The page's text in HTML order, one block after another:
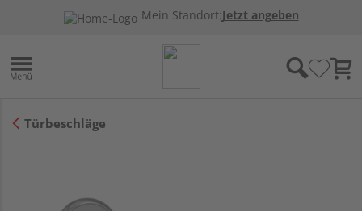
Mein Standort:Jetzt angeben
Türbeschläge